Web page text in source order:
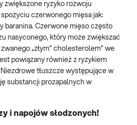
zwiększone ryzyko rozwoju
czerwonego mięsa jak:
baranina. Czerwone mięso często
nasyconego, który może zwiększać
zwanego „złym” cholesterolem” we
powiązany również z ryzykiem
tłuszcze występujące w
substancji prozapalnych w
i napojów słodzonych!